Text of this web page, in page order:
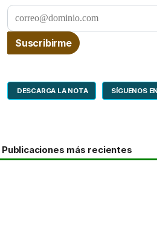
DESCARGA LA NOTA SÍGUENOS
Publicaciones más recientes